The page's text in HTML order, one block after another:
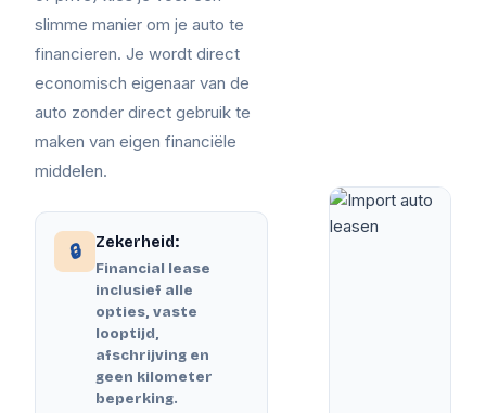
slimme manier om je auto te
financieren. Je wordt direct
economisch eigenaar van de
auto zonder direct gebruik te
maken van eigen financiële
middelen.
🔒 Zekerheid:
Financial lease
inclusief alle
opties, vaste
looptijd,
afschrijving en
geen kilometer
beperking.